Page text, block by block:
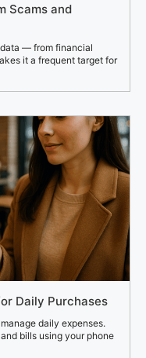
Scams and
— from financial
it a frequent target for
Daily Purchases
daily expenses.
bills using your phone